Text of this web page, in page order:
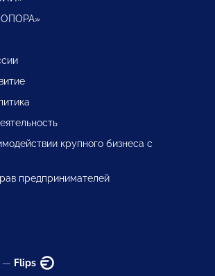
крупного бизнеса с
предпринимателей
— Flips